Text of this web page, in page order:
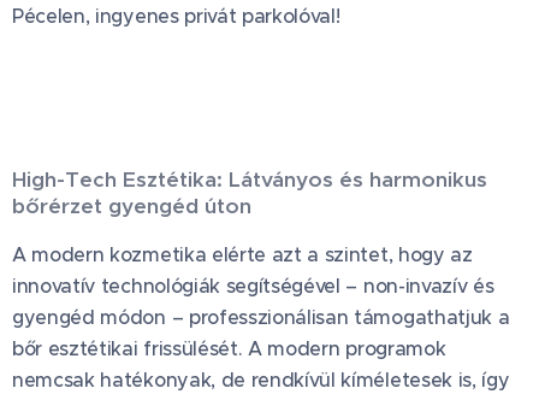
Pécelen, ingyenes privát parkolóval! 🚗
High-Tech Esztétika: Látványos és harmonikus
bőrérzet gyengéd úton
A modern kozmetika elérte azt a szintet, hogy az
innovatív technológiák segítségével – non-invazív és
gyengéd módon – professzionálisan támogathatjuk a
bőr esztétikai frissülését. A modern programok
nemcsak hatékonyak, de rendkívül kíméletesek is, így